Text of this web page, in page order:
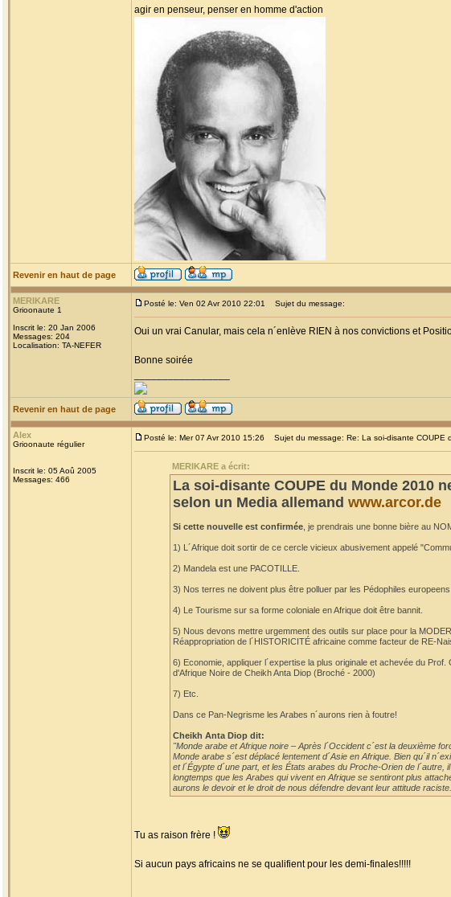
agir en penseur, penser en homme d'action
Revenir en haut de page
MERIKARE
Grioonaute 1
Inscrit le: 20 Jan 2006
Messages: 204
Localisation: TA-NEFER
Posté le: Ven 02 Avr 2010 22:01 Sujet du message:
Oui un vrai Canular, mais cela n´enlève RIEN à nos convictions et
Bonne soirée
Revenir en haut de page
Alex
Grioonaute régulier
Inscrit le: 05 Aoû 2005
Messages: 466
Posté le: Mer 07 Avr 2010 15:26 Sujet du message: Re: La soi-disante COUPE
MERIKARE a écrit:
La soi-disante COUPE du Monde 2010
selon un Media allemand www.arcor.de
Si cette nouvelle est confirmée , je prendrais une bonne bière au
1) L´Afrique doit sortir de ce cercle vicieux abusivement appelé
2) Mandela est une PACOTILLE.
3) Nos terres ne doivent plus être polluer par les Pédophiles
4) Le Tourisme sur sa forme coloniale en Afrique doit être bannit.
5) Nous devons mettre urgemment des outils sur place pour la
Réappropriation de l´HISTORICITÉ africaine comme facteur de RE-
6) Economie, appliquer l´expertise la plus originale et achevée du
d'Afrique Noire de Cheikh Anta Diop (Broché - 2000)
7) Etc.
Dans ce Pan-Negrisme les Arabes n´aurons rien à foutre!
Cheikh Anta Diop dit:
"Monde arabe et Afrique noire – Après l´Occident c´est la deuxième
Monde arabe s´est déplacé lentement d´Asie en Afrique. Bien qu´il
et l´Égypte d´une part, et les États arabes du Proche-Orien de
longtemps que les Arabes qui vivent en Afrique se sentiront plus
aurons le devoir et le droit de nous défendre devant leur attitude
Tu as raison frère !
Si aucun pays africains ne se qualifient pour les demi-finales!!!!!